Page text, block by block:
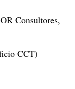
Consultores,
CCT)